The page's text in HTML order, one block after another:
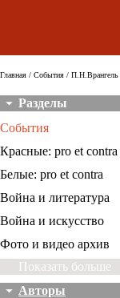
Главная / События / П.Н.Врангель
Разделы
События
Красные: pro et contra
Белые: pro et contra
Война и литература
Война и искусство
Фото и видео архив
Показать больше
Авторы